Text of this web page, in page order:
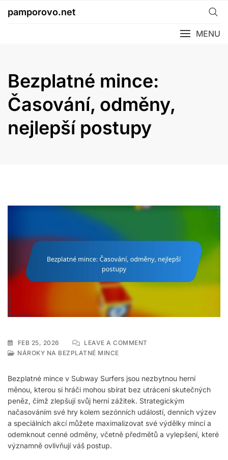
pamporovo.net
MENU
Bezplatné mince:
Časování, odměny,
nejlepší postupy
FEB 25, 2026 LEAVE A COMMENTON
ODMĚNY,
NEJLEPŠÍ
POSTUPY
NÁROKY NA BEZPLATNÉ MINCE
Bezplatné mince v Subway Surfers jsou nezbytnou herní
měnou, kterou si hráči mohou sbírat bez utrácení skutečných
peněz, čímž zlepšují svůj herní zážitek. Strategickým
načasováním své hry kolem sezónních událostí, denních výzev
a speciálních akcí můžete maximalizovat své výdělky mincí a
odemknout cenné odměny, včetně předmětů a vylepšení, které
významně ovlivňují váš postup.